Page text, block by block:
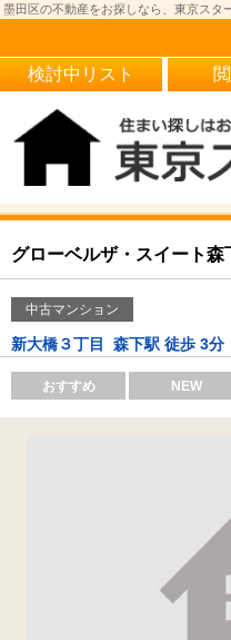
墨田区の不動産をお探しなら、東京スタ
検討中リスト
グローベルザ・スイート森
中古マンション
新大橋３丁目 森下駅 徒歩 3分
おすすめ NEW